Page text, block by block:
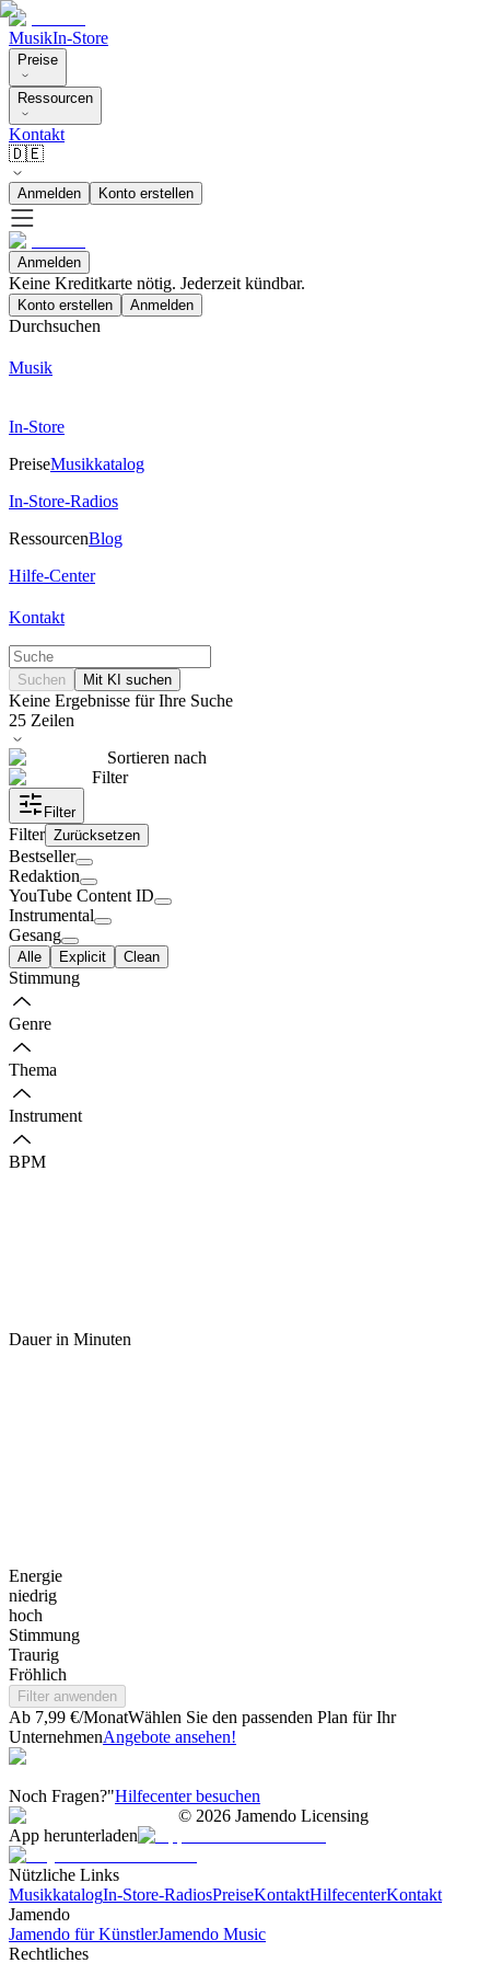
MusikIn-Store
Preise
Ressourcen
Kontakt
🇩🇪
Anmelden Konto erstellen
Anmelden
Keine Kreditkarte nötig. Jederzeit kündbar.
Konto erstellen Anmelden
Durchsuchen
Musik
In-Store
PreiseMusikkatalog
In-Store-Radios
RessourcenBlog
Hilfe-Center
Kontakt
Suchen Mit KI suchen
Keine Ergebnisse für Ihre Suche
25 Zeilen
Sortieren nach
Filter
Filter
Filter Zurücksetzen
Bestseller
Redaktion
YouTube Content ID
Instrumental
Gesang
Alle Explicit Clean
Stimmung
Genre
Thema
Instrument
BPM
Dauer in Minuten
Energie
niedrig
hoch
Stimmung
Traurig
Fröhlich
Filter anwenden
Ab 7,99 €/MonatWählen Sie den passenden Plan für Ihr
UnternehmenAngebote ansehen!
Noch Fragen?"Hilfecenter besuchen
© 2026 Jamendo Licensing
App herunterladen
Nützliche Links
MusikkatalogIn-Store-RadiosPreiseKontaktHilfecenterKontakt
Jamendo
Jamendo für KünstlerJamendo Music
Rechtliches